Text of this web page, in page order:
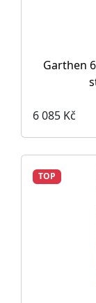
Garthen
6 085 Kč
TOP